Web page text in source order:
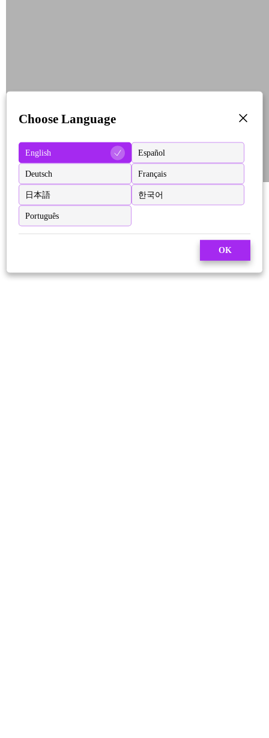
Choose Language
English Español
Deutsch Français
日本語 한국어
Português
OK